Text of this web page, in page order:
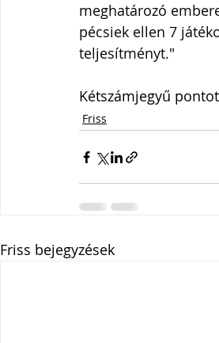
meghatározó
pécsiek ellen 7
teljesítményt."
Kétszámjegyű
Friss
Friss bejegyzések